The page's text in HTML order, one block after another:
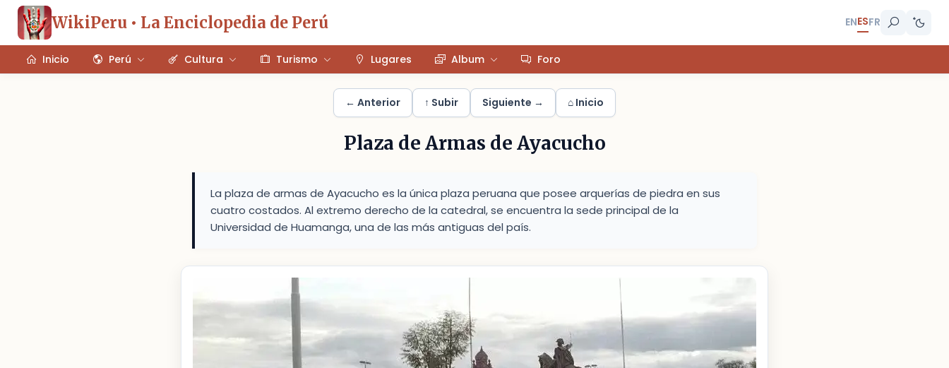
WikiPeru • La Enciclopedia de Perú ENESFR
Inicio Perú Cultura Turismo Lugares Album Foro
← Anterior ↑ Subir Siguiente → ⌂ Inicio
Plaza de Armas de Ayacucho
La plaza de armas de Ayacucho es la única plaza peruana que posee arquerías de piedra en sus
cuatro costados. Al extremo derecho de la catedral, se encuentra la sede principal de la
Universidad de Huamanga, una de las más antiguas del país.